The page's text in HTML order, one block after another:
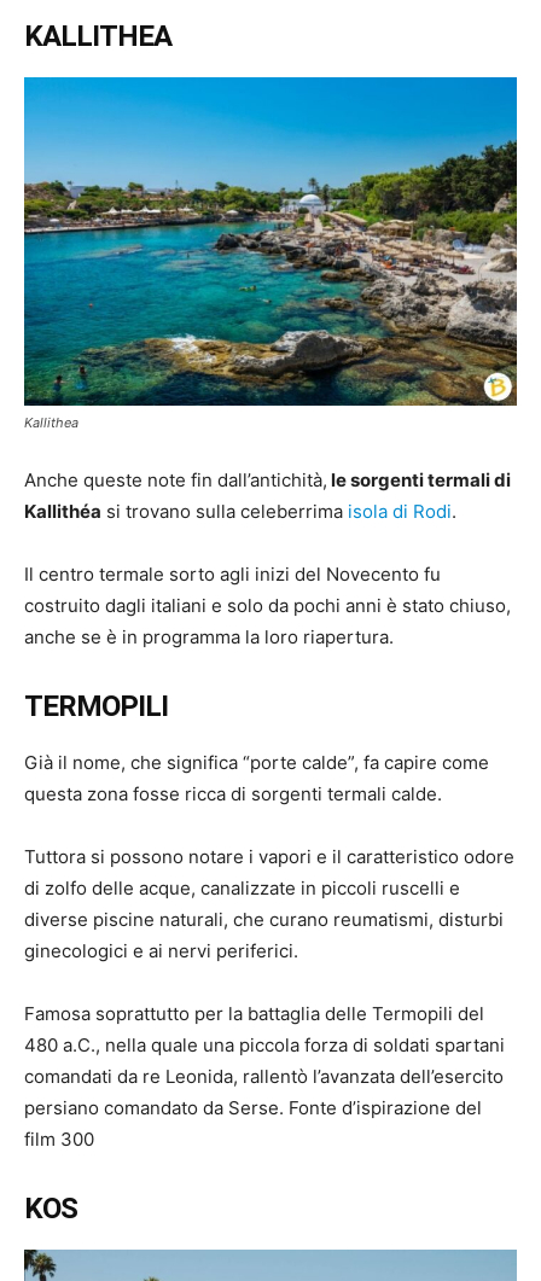
KALLITHEA
Kallithea
Anche queste note fin dall’antichità, le sorgenti termali di
Kallithéa si trovano sulla celeberrima isola di Rodi.
Il centro termale sorto agli inizi del Novecento fu
costruito dagli italiani e solo da pochi anni è stato chiuso,
anche se è in programma la loro riapertura.
TERMOPILI
Già il nome, che significa “porte calde”, fa capire come
questa zona fosse ricca di sorgenti termali calde.
Tuttora si possono notare i vapori e il caratteristico odore
di zolfo delle acque, canalizzate in piccoli ruscelli e
diverse piscine naturali, che curano reumatismi, disturbi
ginecologici e ai nervi periferici.
Famosa soprattutto per la battaglia delle Termopili del
480 a.C., nella quale una piccola forza di soldati spartani
comandati da re Leonida, rallentò l’avanzata dell’esercito
persiano comandato da Serse. Fonte d’ispirazione del
film 300
KOS